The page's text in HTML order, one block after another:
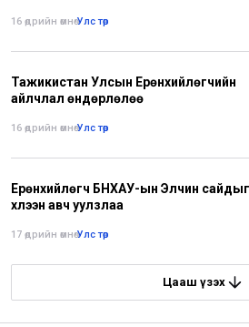
16 өдрийн өмнө•Улс төр
Тажикистан Улсын Ерөнхийлөгчийн
айлчлал өндөрлөлөө
16 өдрийн өмнө•Улс төр
Ерөнхийлөгч БНХАУ-ын Элчин сайдыг
хүлээн авч уулзлаа
17 өдрийн өмнө•Улс төр
Цааш үзэх